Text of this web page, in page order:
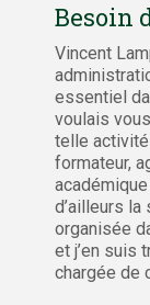
Besoin
Vincent
essentiel
voulais
telle
formateur,
d’ailleurs
organisée
et j’en suis
chargée de